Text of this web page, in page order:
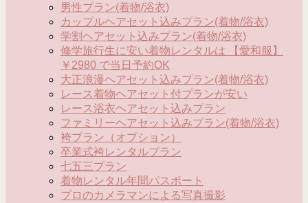
男性プラン(着物/浴衣)
カップルヘアセット込みプラン(着物/浴衣)
学割ヘアセット込みプラン(着物/浴衣)
修学旅行生に安い着物レンタルは 【愛和服】
￥2980 で当日予約OK
大正浪漫ヘアセット込みプラン(着物/浴衣)
レース着物ヘアセット付プランが安い
レース浴衣ヘアセット込みプラン
ファミリーヘアセット込みプラン(着物/浴衣)
袴プラン（オプション）
卒業式袴レンタルプラン
七五三プラン
着物レンタル年間パスポート
プロのカメラマンによる写真撮影